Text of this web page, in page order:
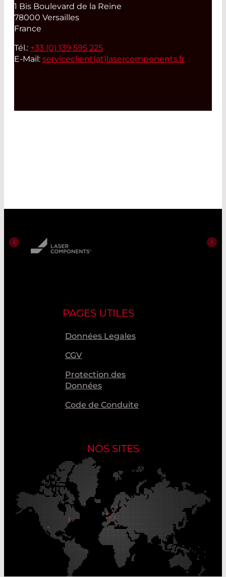
1 Bis Boulevard de la Reine
78000 Versailles
France
Tél.: +33 (0) 139 595 225
E-Mail: serviceclient(at) lasercomponents.fr
PAGES UTILES
Données Legales
CGV
Protection des
Données
Code de Conduite
NOS SITES